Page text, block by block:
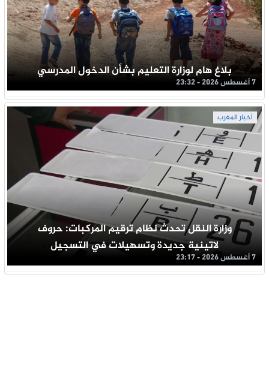
بلاغ هام لوزارة التعليم بشأن الدخول المدرسي
7 أغسطس 2026 - 23:32
أخبار المغرب
وزارة النقل تحدث نظام ترقيم المركبات: حروف
لاتينية جديدة وتسهيلات في التسجيل
7 أغسطس 2026 - 23:17